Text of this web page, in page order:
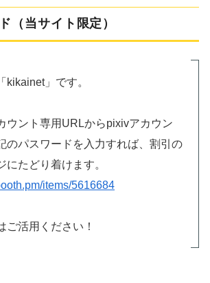
（当サイト限定）
kikainet」です。
ウント専用URLからpixivアカウン
のパスワードを入力すれば、割引の
にたどり着けます。
items/5616684
ご活用ください！